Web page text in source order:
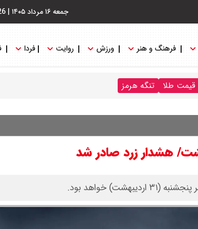
جمعه ۱۶ مرداد ۱۴۰۵ |
فرهنگ و هنر ورزش روایت فردا
قیمت طلا تنگه هرمز